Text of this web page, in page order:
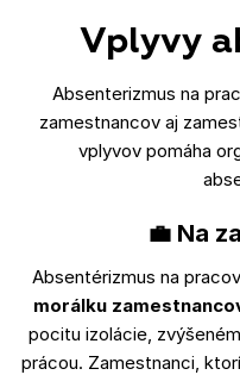
Vplyvy
Absenterizmus na
zamestnancov aj
vplyvov pomáha
💼 Na
Absentérizmus na
morálku
pocitu izolácie,
prácou. Zamestnanci,